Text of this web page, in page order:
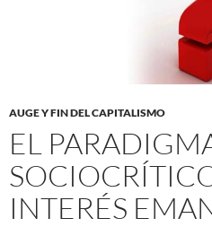
AUGE Y FIN DEL CAPITALISMO
EL
INTERÉS